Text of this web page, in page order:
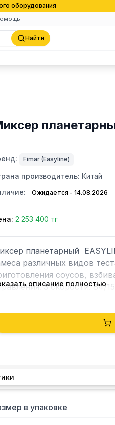
оборудования
Найти
Fimar (Easyline)
производитель: Китай
Ожидается - 14.08.2026
2 253 400 тг
планетарный
различных видов
соусов,
3 скорости: 84/
изготовлены из
На защитной
описание полностью
в упаковке